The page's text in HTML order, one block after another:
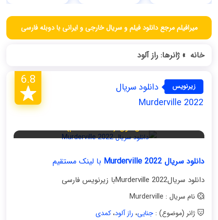
میرافیلم مرجع دانلود فیلم و سریال خارجی و ایرانی با دوبله فارسی
خانه »ژانر‌ها: راز آلود
زیرنویس
فارسی
دانلود سریال
Murderville 2022
6.8
فصل اول (قسمت ششم)
دانلود سریال Murderville 2022 با لینک مستقیم
دانلود سریالMurderville 2022با زیرنویس فارسی
نام سریال : Murderville
ژانر (موضوع) :جنایی، راز آلود،کمدی